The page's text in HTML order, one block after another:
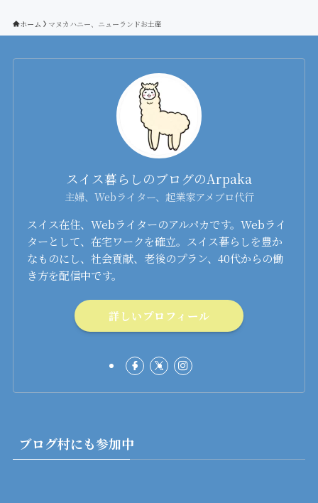
ホーム マヌカハニー、ニューランドお土産
スイス暮らしのブログのArpaka
主婦、Webライター、起業家アメブロ代行
スイス在住、Webライターのアルパカです。Webライ
ターとして、在宅ワークを確立。スイス暮らしを豊か
なものにし、社会貢献、老後のプラン、40代からの働
き方を配信中です。
詳しいプロフィール
ブログ村にも参加中